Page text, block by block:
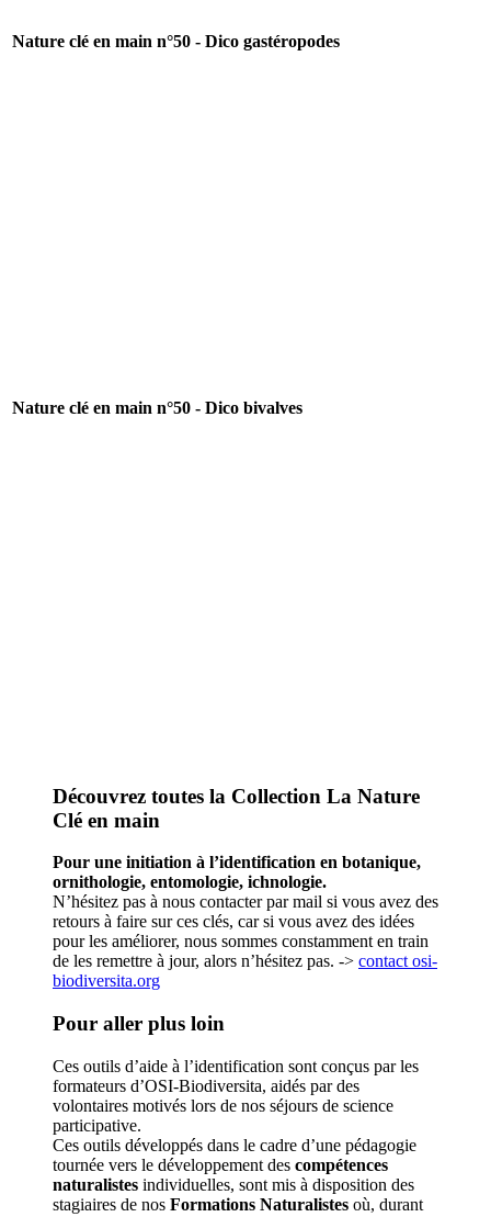
Nature clé en main n°50 - Dico gastéropodes
Nature clé en main n°50 - Dico bivalves
Découvrez toutes la Collection La Nature
Clé en main
Pour une initiation à l’identification en botanique,
ornithologie, entomologie, ichnologie.
N’hésitez pas à nous contacter par mail si vous avez des
retours à faire sur ces clés, car si vous avez des idées
pour les améliorer, nous sommes constamment en train
de les remettre à jour, alors n’hésitez pas. -> contact osi-
biodiversita.org
Pour aller plus loin
Ces outils d’aide à l’identification sont conçus par les
formateurs d’OSI-Biodiversita, aidés par des
volontaires motivés lors de nos séjours de science
participative.
Ces outils développés dans le cadre d’une pédagogie
tournée vers le développement des compétences
naturalistes individuelles, sont mis à disposition des
stagiaires de nos Formations Naturalistes où, durant